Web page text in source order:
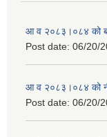
आ व २०८३।०८४ को
Post date: 06/20/
आ व २०८३।०८४ को
Post date: 06/20/